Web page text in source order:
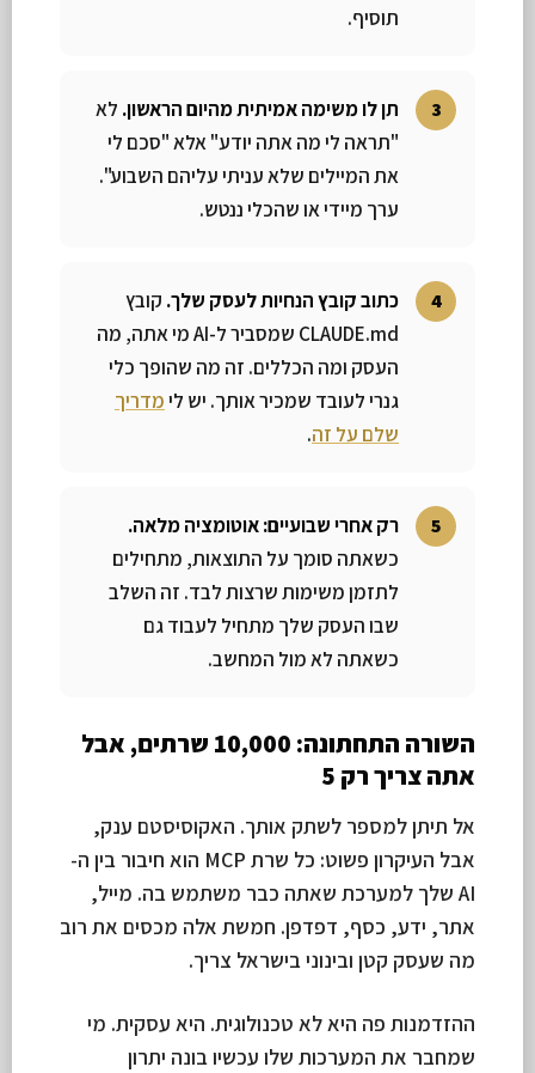
תוסיף.
תן לו משימה אמיתית מהיום הראשון. לא
"תראה לי מה אתה יודע" אלא "סכם לי
את המיילים שלא עניתי עליהם השבוע".
ערך מיידי או שהכלי ננטש.
כתוב קובץ הנחיות לעסק שלך. קובץ
CLAUDE.md שמסביר ל-AI מי אתה, מה
העסק ומה הכללים. זה מה שהופך כלי
גנרי לעובד שמכיר אותך. יש לימדריך
שלם על זה.
רק אחרי שבועיים: אוטומציה מלאה.
כשאתה סומך על התוצאות, מתחילים
לתזמן משימות שרצות לבד. זה השלב
שבו העסק שלך מתחיל לעבוד גם
כשאתה לא מול המחשב.
השורה התחתונה: 10,000 שרתים, אבל
אתה צריך רק 5
אל תיתן למספר לשתק אותך. האקוסיסטם ענק,
אבל העיקרון פשוט: כל שרת MCP הוא חיבור בין ה-
AI שלך למערכת שאתה כבר משתמש בה. מייל,
אתר, ידע, כסף, דפדפן. חמשת אלה מכסים את רוב
מה שעסק קטן ובינוני בישראל צריך.
ההזדמנות פה היא לא טכנולוגית. היא עסקית. מי
שמחבר את המערכות שלו עכשיו בונה יתרון